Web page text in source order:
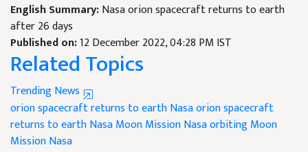
English Summary:Nasa orion spacecraft returns to earth
after 26 days
Published on:12 December 2022, 04:28 PM IST
Related Topics
Trending News
orion spacecraft returns to earthNasa orion spacecraft
returns to earthNasa Moon MissionNasa orbiting Moon
MissionNasa